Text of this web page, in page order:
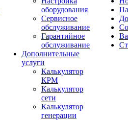
оборудования
Сервисное
обслуживание
Гарантийное
обслуживание
Дополнительные
услуги
Калькулятор
КРМ
Калькулятор
сети
Калькулятор
генерации